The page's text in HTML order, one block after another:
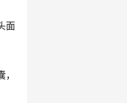
面